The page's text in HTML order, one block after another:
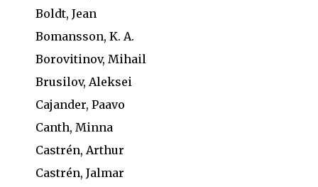
Boldt, Jean
Bomansson, K. A.
Borovitinov, Mihail
Brusilov, Aleksei
Cajander, Paavo
Canth, Minna
Castrén, Arthur
Castrén, Jalmar